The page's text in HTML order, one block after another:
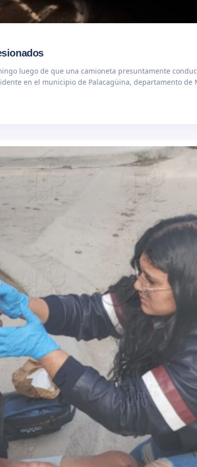
luego de que una camioneta presuntamente
en el municipio de Palacagüina, departamento